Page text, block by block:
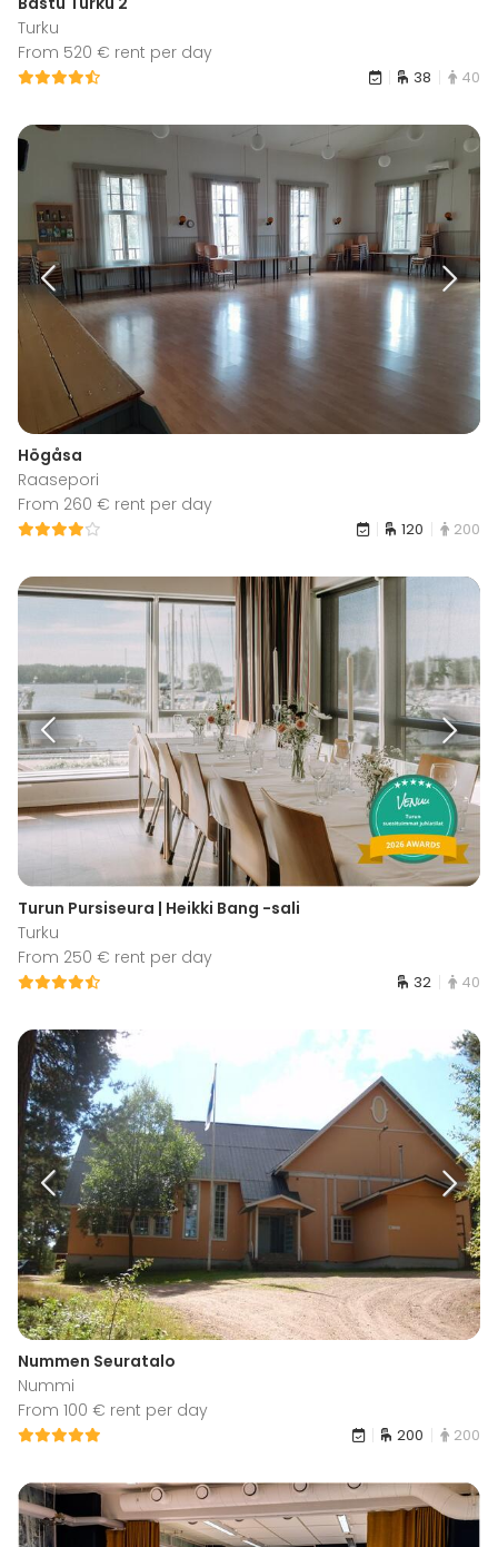
Turku
From 520 € rent per day
38 40
Högåsa
Raasepori
From 260 € rent per day
120 200
Turun Pursiseura | Heikki Bang -sali
Turku
From 250 € rent per day
32 40
Nummen Seuratalo
Nummi
From 100 € rent per day
200 200